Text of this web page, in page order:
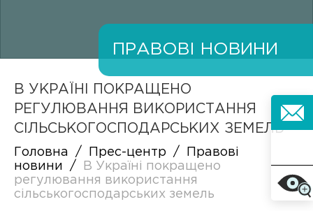
ПРАВОВІ НОВИНИ
В УКРАЇНІ ПОКРАЩЕНО
РЕГУЛЮВАННЯ ВИКОРИСТАННЯ
СІЛЬСЬКОГОСПОДАРСЬКИХ ЗЕМЕЛЬ
Головна / Прес-центр /
Правові
новини
/
В Україні покращено
регулювання використання
сільськогосподарських земель